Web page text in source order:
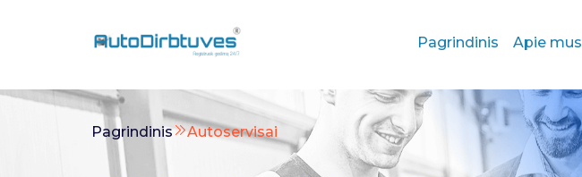
Pagrindinis Apie mus
Pagrindinis Autoservisai